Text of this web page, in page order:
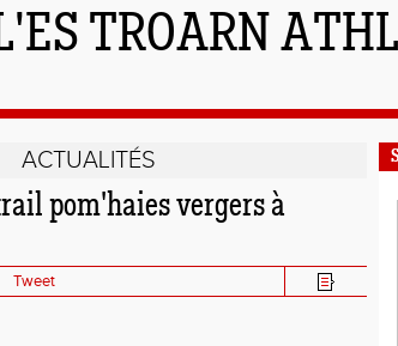
TROARN
ACTUALITÉS
pom'haies vergers à
Tweet